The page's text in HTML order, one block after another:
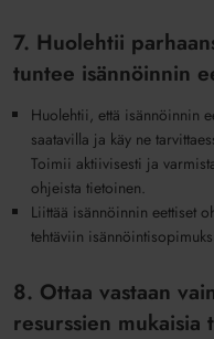
7. Huolehtii
tuntee isännöinnin
Huolehtii, että isännöinnin
saatavilla ja käy ne
Toimii aktiivisesti ja
ohjeista tietoinen.
Liittää isännöinnin eettiset
tehtäviin
8. Ottaa vastaan
resurssien mukaisia